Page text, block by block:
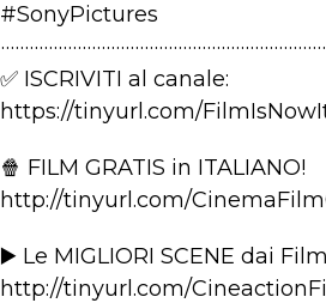
#SonyPictures
✅ ISCRIVITI al canale:
https://tinyurl.com/
🍿 FILM GRATIS in ITALIANO!
http://tinyurl.com/
▶️ Le MIGLIORI SCENE dai
http://tinyurl.com/